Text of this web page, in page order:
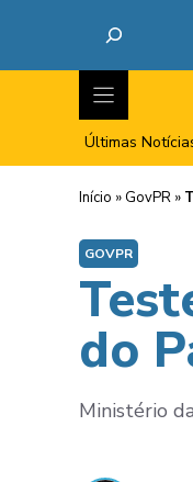
Últimas
Início » GovPR »
GOVPR
do
Ministério